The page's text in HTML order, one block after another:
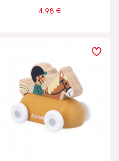
4,98 €